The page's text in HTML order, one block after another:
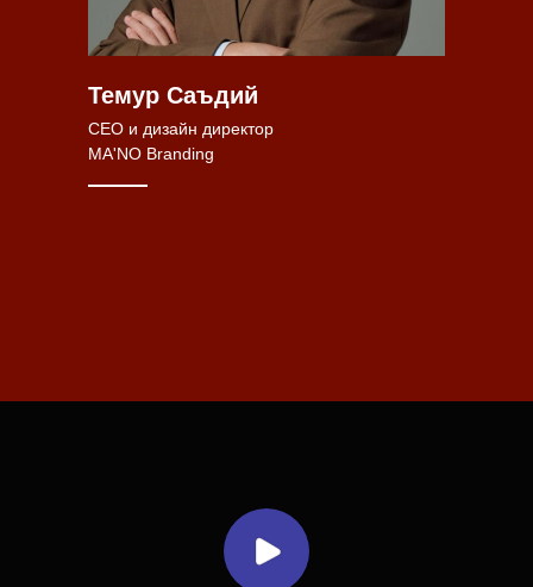
Темур Саъдий
CEO и дизайн директор
MA'NO Branding